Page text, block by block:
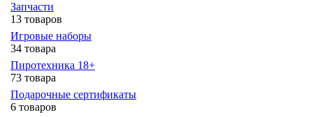
Запчасти
13 товаров
Игровые наборы
34 товара
Пиротехника 18+
73 товара
Подарочные сертификаты
6 товаров